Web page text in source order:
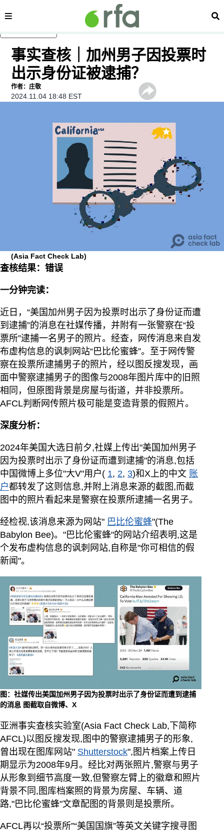
内容分类 搜
事实查核｜加州男子因投票时
出示身份证被逮捕？
作者：庄敬
2024.11.04 18:48 EST
(Asia Fact Check Lab)
查核结果：错误
一分钟完读：
近日，“美国加州男子因为投票时出示了身份证而遭
到逮捕”的消息在社媒传播，并附有一张警察在“投
票所”逮捕一名男子的照片。经查，网传消息来自发
布虚构信息的讽刺网站“巴比伦蜜蜂”。至于网传警
察在投票所逮捕男子的照片，经以图反搜发现，画
面中警察逮捕男子的图像与2008年图片库中的旧照
相同，但原图背景是房屋与街道，并非投票所。
AFCL判断网传照片极可能是变造背景的假照片。
深度分析：
2024年美国大选日前夕,社媒上传出"美国加州男子
因为投票时出示了身份证而遭到逮捕"的消息,包括
中国微博上多位"大V"用户( 1, 2, 3)和X上的中文 账
户都转发了这则信息,并附上消息来源的截图,而截
图中的照片看起来是警察在投票所逮捕一名男子。
经检视,该消息来源为网站" 巴比伦蜜蜂"(The
Babylon Bee)。"巴比伦蜜蜂"的网站介绍表明,这是
个发布虚构信息的讽刺网站,自称是"你可相信的假
新闻"。
图：社媒传出美国加州男子因为投票时出示了身份证而遭到逮捕
的消息 图截取自微博、X
亚洲事实查核实验室(Asia Fact Check Lab,下简称
AFCL)以图反搜发现,图中的警察逮捕男子的形象,
曾出现在图库网站" Shutterstock",图片档案上传日
期显示为2008年9月。经比对两张照片,警察与男子
从形象到细节高度一致,但警察左臂上的徽章和照片
背景不同,图库档案照的背景为房屋、车辆、道
路,"巴比伦蜜蜂"文章配图的背景则是投票所。
AFCL再以“投票所”“美国国旗”等英文关键字搜寻图